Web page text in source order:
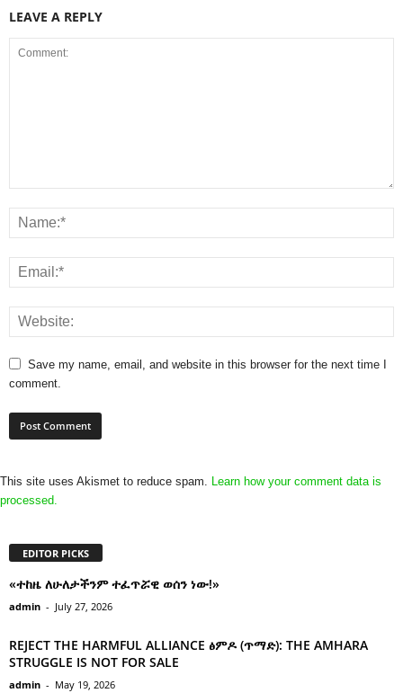
LEAVE A REPLY
Save my name, email, and website in this browser for the next time I
comment.
This site uses Akismet to reduce spam. Learn how your comment data is
processed.
EDITOR PICKS
«ተከዜ ለሁለታችንም ተፈጥሯዊ ወሰን ነው!»
admin - July 27, 2026
REJECT THE HARMFUL ALLIANCE ፅምዶ (ጥማድ): THE AMHARA
STRUGGLE IS NOT FOR SALE
admin - May 19, 2026